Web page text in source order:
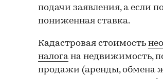
подачи заявления, а если
пониженная ставка.
Кадастровая стоимость
налога на недвижимость,
продажи (аренды, обмена